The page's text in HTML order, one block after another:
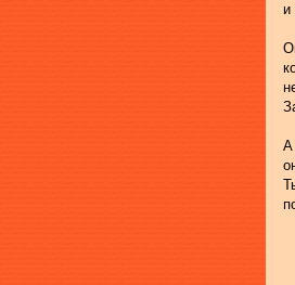
и
А